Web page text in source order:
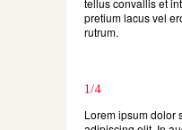
pretium lacus vel
rutrum.
1/4
Lorem ipsum dolor